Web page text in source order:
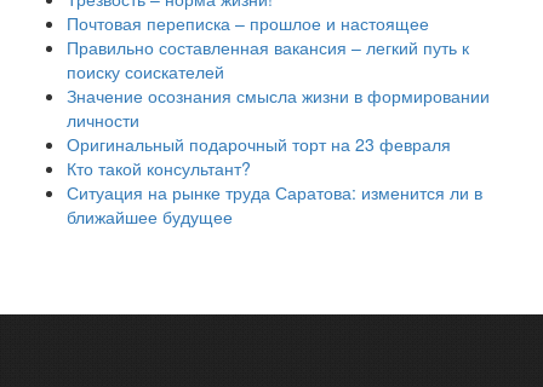
Почтовая переписка – прошлое и настоящее
Правильно составленная вакансия – легкий путь к
поиску соискателей
Значение осознания смысла жизни в формировании
личности
Оригинальный подарочный торт на 23 февраля
Кто такой консультант?
Ситуация на рынке труда Саратова: изменится ли в
ближайшее будущее